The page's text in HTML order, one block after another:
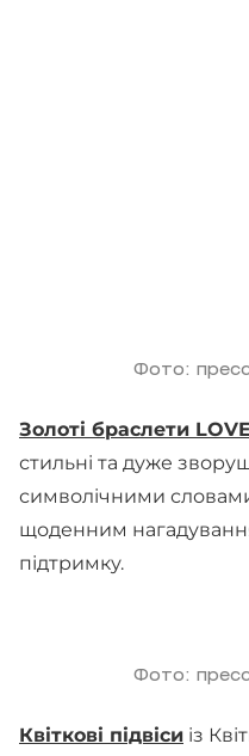
Фото:
Золоті браслети
стильні та дуже
символічними
щоденним
підтримку.
Фото:
Квіткові підвіси із